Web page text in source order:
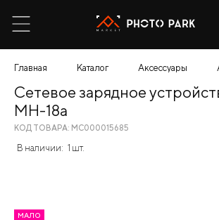
Главная Каталог Аксессуары
МАЛО
Сетевое зарядное
MH-18a
КОД ТОВАРА: МС000015685
В наличии: 1 шт.